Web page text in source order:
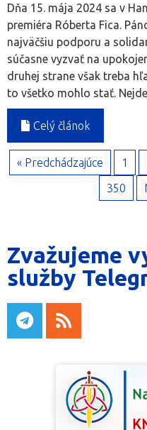
Dňa 15. mája 2024 sa v
premiéra Róberta Fica.
najväčšiu podporu a
súčasne vyzvať na
druhej strane však treba
to všetko mohlo stať.
Celý článok
« Predchádzajúce 1
350
Zvažujeme
služby